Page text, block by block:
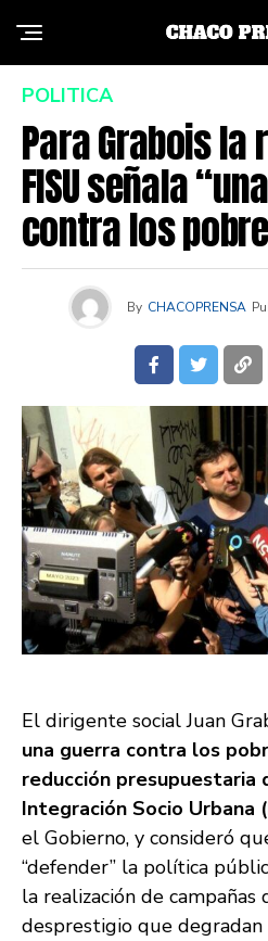
POLITICA
Para Grabois
FISU señala
contra los
By CHACOPRENSA
El dirigente social Juan
una guerra contra los
reducción presupuestaria
Integración Socio Urbana
el Gobierno, y consideró
“defender” la política
la realización de campañas
desprestigio que degradan